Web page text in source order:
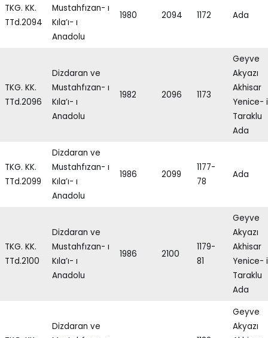
TKG. KK.
TTd.2094
Mustahfızan- ı
Kıla’ı- ı
Anadolu
1980 2094 1172 Ada
TKG. KK.
TTd.2096
Dizdaran ve
Mustahfızan- ı
Kıla’ı- ı
Anadolu
1982 2096 1173
Geyve
Akyazı
Akhisar
Yenice- i
Taraklu
Ada
TKG. KK.
TTd.2099
Dizdaran ve
Mustahfızan- ı
Kıla’ı- ı
Anadolu
1986 2099
1177-
78
Ada
TKG. KK.
TTd.2100
Dizdaran ve
Mustahfızan- ı
Kıla’ı- ı
Anadolu
1986 2100
1179-
81
Geyve
Akyazı
Akhisar
Yenice- i
Taraklu
Ada
Dizdaran ve
Geyve
Akyazı